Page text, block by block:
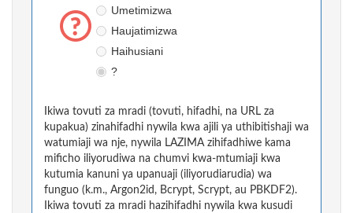
Umetimizwa
Haujatimizwa
Haihusiani
?
Ikiwa tovuti za mradi (tovuti, hifadhi, na URL za
kupakua) zinahifadhi nywila kwa ajili ya uthibitishaji wa
watumiaji wa nje, nywila LAZIMA zihifadhiwe kama
mificho iliyorudiwa na chumvi kwa-mtumiaji kwa
kutumia kanuni ya upanuaji (iliyorudiarudia) wa
funguo (k.m., Argon2id, Bcrypt, Scrypt, au PBKDF2).
Ikiwa tovuti za mradi hazihifadhi nywila kwa kusudi